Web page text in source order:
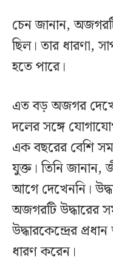
চেন জানান,
ছিল। তার ধারণা,
হতে পারে।
এত বড় অজগর দেখে
দলের সঙ্গে
এক বছরের বেশি
যুক্ত। তিনি
আগে দেখেননি।
অজগরটি উদ্ধারের
উদ্ধারকেন্দ্রের
ধারণ করেন।